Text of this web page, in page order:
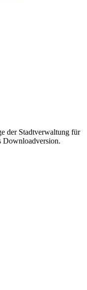
der Stadtverwaltung für
Downloadversion.